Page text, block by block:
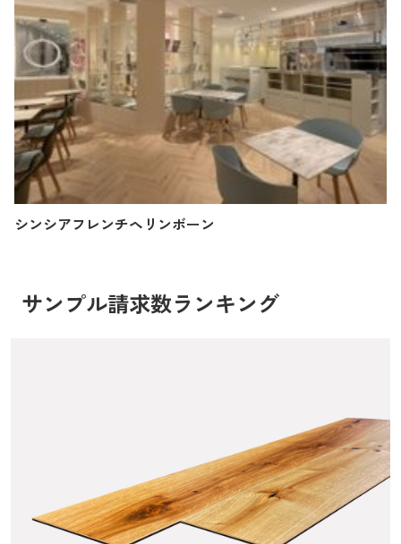
シンシアフレンチヘリンボーン
サンプル請求数ランキング